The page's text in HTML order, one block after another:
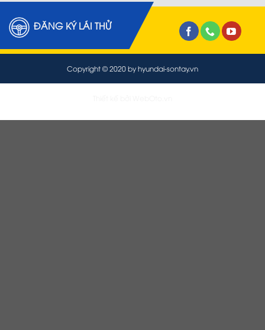
ĐĂNG KÝ LÁI THỬ
Copyright © 2020 by hyundai-sontay.vn